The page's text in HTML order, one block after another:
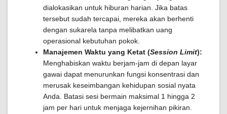
dialokasikan untuk hiburan harian. Jika batas
tersebut sudah tercapai, mereka akan berhenti
dengan sukarela tanpa melibatkan uang
operasional kebutuhan pokok.
Manajemen Waktu yang Ketat (Session Limit):
Menghabiskan waktu berjam-jam di depan layar
gawai dapat menurunkan fungsi konsentrasi dan
merusak keseimbangan kehidupan sosial nyata
Anda. Batasi sesi bermain maksimal 1 hingga 2
jam per hari untuk menjaga kejernihan pikiran.